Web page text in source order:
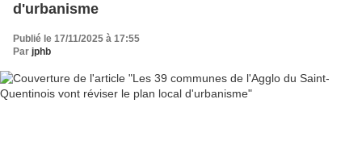
d'urbanisme
Publié le 17/11/2025 à 17:55
Par jphb